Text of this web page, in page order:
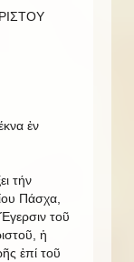
ἐν
τήν
Πάσχα,
τοῦ
ἡ
ἐπί τοῦ